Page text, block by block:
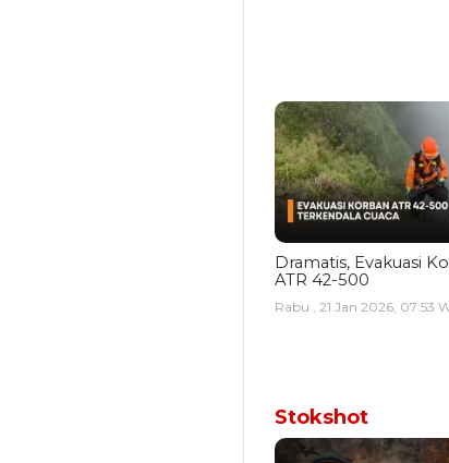
Dramatis, Evakuasi
ATR 42-500
Rabu , 21 Jan 2026, 07:53
Stokshot